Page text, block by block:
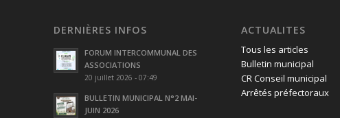
DERNIÈRES INFOS
FORUM INTERCOMMUNAL DES
ASSOCIATIONS
20 juillet 2026 - 07:49
BULLETIN MUNICIPAL N°2 MAI-
JUIN 2026
ACTUALITES
Tous les articles
Bulletin municipal
CR Conseil municipal
Arrêtés préfectoraux